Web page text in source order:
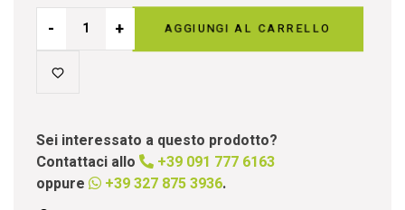
- + AGGIUNGI AL CARRELLO
Sei interessato a questo prodotto?
Contattaci allo
+39 091 777 6163
oppure
+39 327 875 3936.